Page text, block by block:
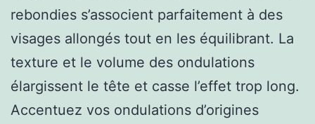
rebondies s’associent parfaitement à des
visages allongés tout en les équilibrant. La
texture et le volume des ondulations
élargissent le tête et casse l’effet trop long.
Accentuez vos ondulations d’origines